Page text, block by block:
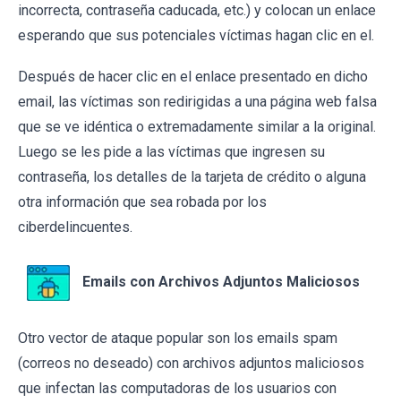
incorrecta, contraseña caducada, etc.) y colocan un enlace
esperando que sus potenciales víctimas hagan clic en el.
Después de hacer clic en el enlace presentado en dicho
email, las víctimas son redirigidas a una página web falsa
que se ve idéntica o extremadamente similar a la original.
Luego se les pide a las víctimas que ingresen su
contraseña, los detalles de la tarjeta de crédito o alguna
otra información que sea robada por los
ciberdelincuentes.
Emails con Archivos Adjuntos Maliciosos
Otro vector de ataque popular son los emails spam
(correos no deseado) con archivos adjuntos maliciosos
que infectan las computadoras de los usuarios con